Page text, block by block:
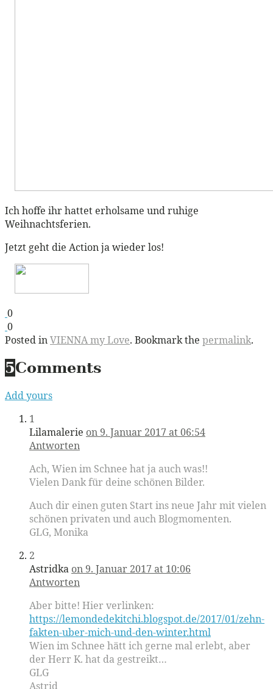
Ich hoffe ihr hattet erholsame und ruhige
Weihnachtsferien.
Jetzt geht die Action ja wieder los!
0
0
Posted inVIENNA my Love. Bookmark the permalink.
5Comments
Add yours
1
Lilamalerie on 9. Januar 2017 at 06:54
Antworten
Ach, Wien im Schnee hat ja auch was!!
Vielen Dank für deine schönen Bilder.
Auch dir einen guten Start ins neue Jahr mit vielen
schönen privaten und auch Blogmomenten.
GLG, Monika
2
Astridka on 9. Januar 2017 at 10:06
Antworten
Aber bitte! Hier verlinken:
https://lemondedekitchi.blogspot.de/2017/01/zehn-
fakten-uber-mich-und-den-winter.html
Wien im Schnee hätt ich gerne mal erlebt, aber
der Herr K. hat da gestreikt…
GLG
Astrid